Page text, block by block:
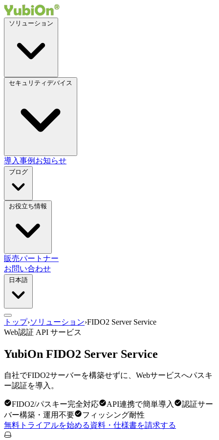
導入事例 お知らせ
販売パートナー
お問い合わせ
トップ›ソリューション›FIDO2 Server Service
Web認証 API サービス
YubiOn FIDO2 Server Service
自社でFIDO2サーバーを構築せずに、Webサービスへパスキ
ー認証を導入。
FIDO2/パスキー完全対応 API連携で簡単導入
認証サー
バー構築・運用不要
フィッシング耐性
無料トライアルを始める資料・仕様書を請求する